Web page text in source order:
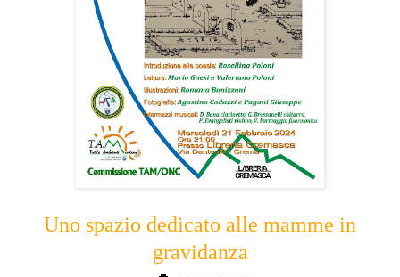
Uno spazio dedicato alle mamme in
gravidanza